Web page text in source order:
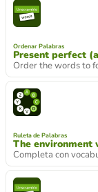
Ordenar Palabras
Present perfect
Order the words to
Ruleta de Palabras
The environment
Completa con